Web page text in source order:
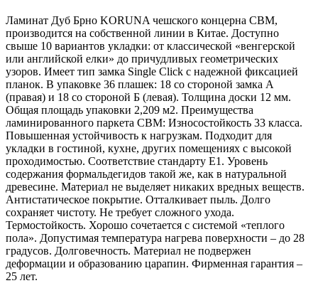
Ламинат Дуб Брно KORUNA чешского концерна CBM,
производится на собственной линии в Китае. Доступно
свыше 10 вариантов укладки: от классической «венгерской
или английской елки» до причудливых геометрических
узоров. Имеет тип замка Single Click с надежной фиксацией
планок. В упаковке 36 плашек: 18 со стороной замка А
(правая) и 18 со стороной Б (левая). Толщина доски 12 мм.
Общая площадь упаковки 2,209 м2. Преимущества
ламинированного паркета CBM: Износостойкость 33 класса.
Повышенная устойчивость к нагрузкам. Подходит для
укладки в гостиной, кухне, других помещениях с высокой
проходимостью. Соответствие стандарту Е1. Уровень
содержания формальдегидов такой же, как в натуральной
древесине. Материал не выделяет никаких вредных веществ.
Антистатическое покрытие. Отталкивает пыль. Долго
сохраняет чистоту. Не требует сложного ухода.
Термостойкость. Хорошо сочетается с системой «теплого
пола». Допустимая температура нагрева поверхности – до 28
градусов. Долговечность. Материал не подвержен
деформации и образованию царапин. Фирменная гарантия –
25 лет.